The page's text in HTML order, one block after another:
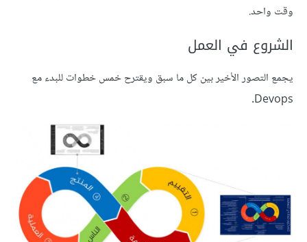
وقت واحد.
الشروع في العمل
يجمع التصور الأخير بين كل ما سبق ويقترح خمس خطوات للبدء مع
Devops.